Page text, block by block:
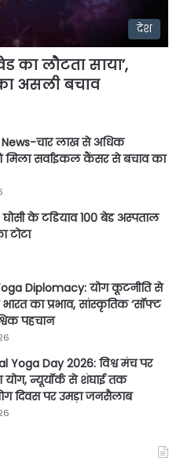
देश
का लौटता साया’,
असली बचाव
चार लाख से अधिक
मिला सर्वाइकल कैंसर से बचाव का
के टडियाव 100 बेड अस्पताल
टोटा
Diplomacy: योग कूटनीति से
का प्रभाव, सांस्कृतिक ‘सॉफ्ट
पहचान
Yoga Day 2026: विश्व मंच पर
योग, न्यूयॉर्क से शंघाई तक
दिवस पर उमड़ा जनसैलाब